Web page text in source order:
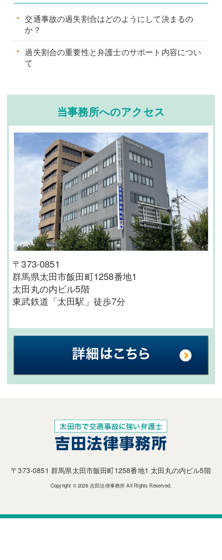
交通事故の過失割合はどのようにして決まるの
か？
過失割合の重要性と弁護士のサポート内容につい
て
当事務所へのアクセス
〒373-0851
群馬県太田市飯田町1258番地1
太田丸の内ビル5階
東武鉄道「太田駅」徒歩7分
〒373-0851 群馬県太田市飯田町1258番地1 太田丸の内ビル5階
Copyright © 2026 吉田法律事務所 All Rights Reserved.